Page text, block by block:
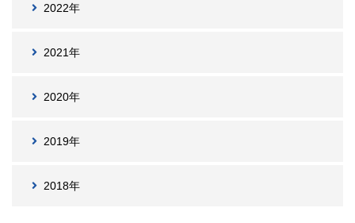
2022年
2021年
2020年
2019年
2018年